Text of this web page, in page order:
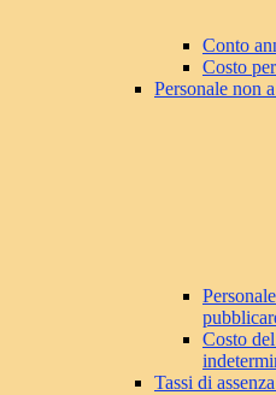
Conto
Costo
Personale non
Costo
Tassi di assenza